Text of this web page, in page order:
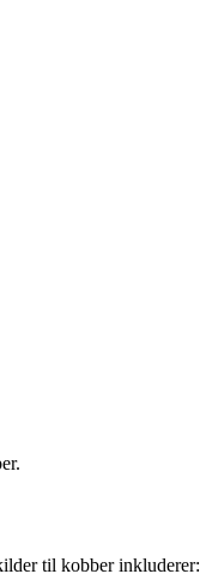
til kobber inkluderer: